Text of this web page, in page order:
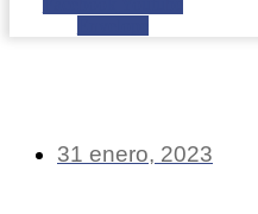
31 enero, 2023